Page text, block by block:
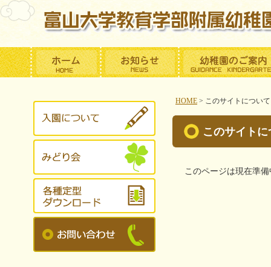
HOME > このサイトについて
このサイトに
このページは現在準